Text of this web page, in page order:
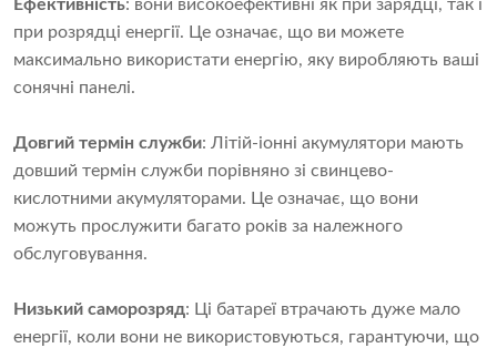
Ефективність: вони високоефективні як при зарядці, так і
при розрядці енергії. Це означає, що ви можете
максимально використати енергію, яку виробляють ваші
сонячні панелі.
Довгий термін служби: Літій-іонні акумулятори мають
довший термін служби порівняно зі свинцево-
кислотними акумуляторами. Це означає, що вони
можуть прослужити багато років за належного
обслуговування.
Низький саморозряд: Ці батареї втрачають дуже мало
енергії, коли вони не використовуються, гарантуючи, що